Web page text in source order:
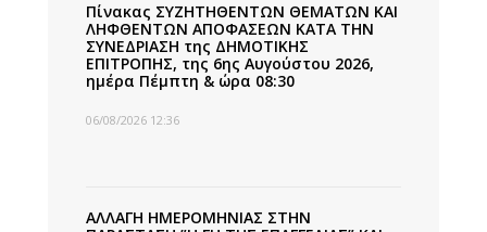
Πίνακας ΣΥΖΗΤΗΘΕΝΤΩΝ ΘΕΜΑΤΩΝ ΚΑΙ
ΛΗΦΘΕΝΤΩΝ ΑΠΟΦΑΣΕΩΝ ΚΑΤΑ ΤΗΝ
ΣΥΝΕΔΡΙΑΣΗ της ΔΗΜΟΤΙΚΗΣ
ΕΠΙΤΡΟΠΗΣ, της 6ης Αυγούστου 2026,
ημέρα Πέμπτη & ώρα 08:30
06/08/2026 12:36
ΑΛΛΑΓΗ ΗΜΕΡΟΜΗΝΙΑΣ ΣΤΗΝ